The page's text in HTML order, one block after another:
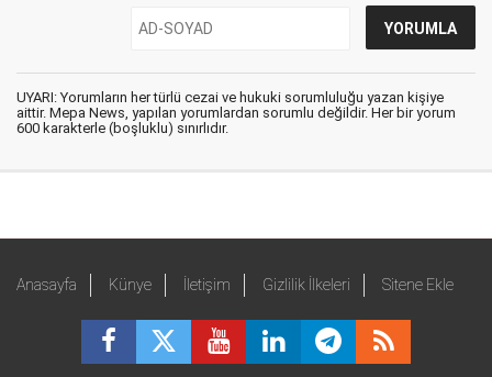
UYARI: Yorumların her türlü cezai ve hukuki sorumluluğu yazan kişiye
aittir. Mepa News, yapılan yorumlardan sorumlu değildir. Her bir yorum
600 karakterle (boşluklu) sınırlıdır.
Anasayfa Künye İletişim Gizlilik İlkeleri Sitene Ekle